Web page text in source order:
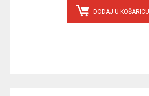
DODAJ U KOŠARICU